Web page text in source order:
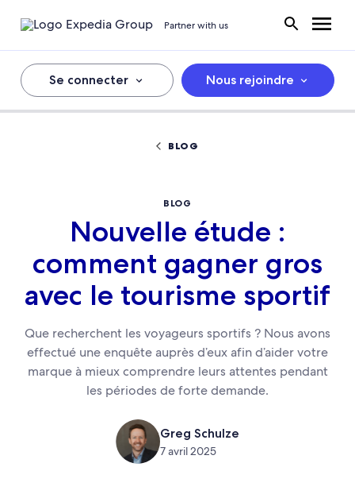
Partner with us
Se connecter Nous rejoindre
BLOG
BLOG
Nouvelle étude :
comment gagner gros
avec le tourisme sportif
Que recherchent les voyageurs sportifs ? Nous avons
effectué une enquête auprès d’eux afin d’aider votre
marque à mieux comprendre leurs attentes pendant
les périodes de forte demande.
Greg Schulze
7 avril 2025